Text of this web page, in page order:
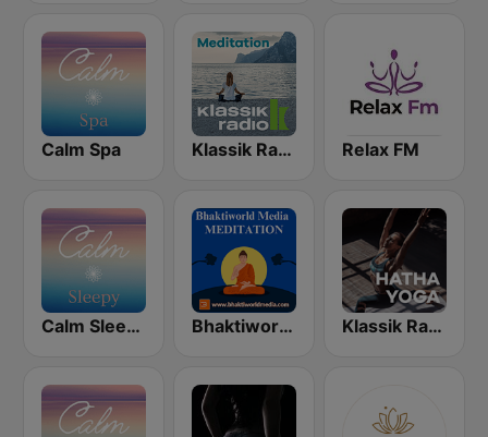
Calm Spa Klassik Radio Meditation Relax FM
Calm Sleepy Bhaktiworld Media Meditation Klassik Radio Hatha Yoga